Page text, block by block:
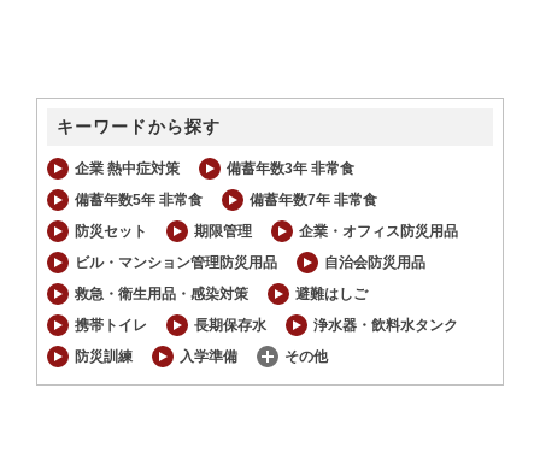
キーワードから探す
企業 熱中症対策
備蓄年数3年 非常食
備蓄年数5年 非常食
備蓄年数7年 非常食
防災セット
期限管理
企業・オフィス防災用品
ビル・マンション管理防災用品
自治会防災用品
救急・衛生用品・感染対策
避難はしご
携帯トイレ
長期保存水
浄水器・飲料水タンク
防災訓練
入学準備 その他